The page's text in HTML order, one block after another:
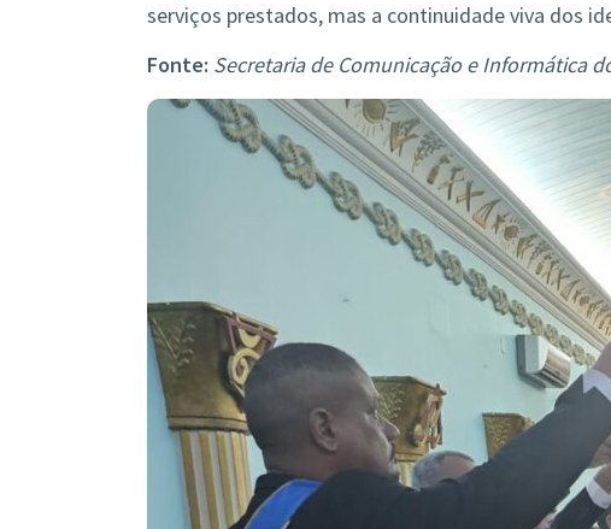
serviços prestados, mas a continuidade viva dos
Fonte: Secretaria de Comunicação e Informática